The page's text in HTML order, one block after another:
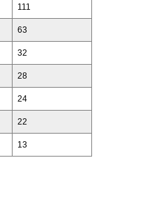
111
63
32
28
24
22
13